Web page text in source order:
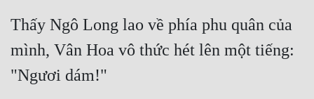
Kinh Dị
Kiếm Hiệp
Kỳ Huyễn
Thấy Ngô Long lao về phía phu quân của
mình, Vân Hoa vô thức hét lên một tiếng:
"Ngươi dám!"